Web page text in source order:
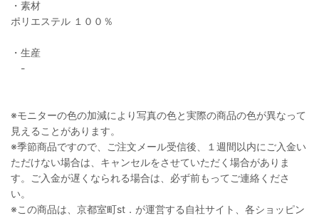
・素材
ポリエステル １００％
・生産
-
※モニターの色の加減により写真の色と実際の商品の色が異なって
見えることがあります。
※季節商品ですので、ご注文メール受信後、１週間以内にご入金い
ただけない場合は、キャンセルをさせていただく場合がありま
す。ご入金が遅くなられる場合は、必ず前もってご連絡くださ
い。
※この商品は、京都室町st．が運営する自社サイト、各ショッピン